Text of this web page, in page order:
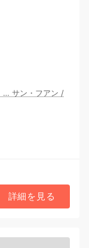
… サン・フアン /
詳細を見る